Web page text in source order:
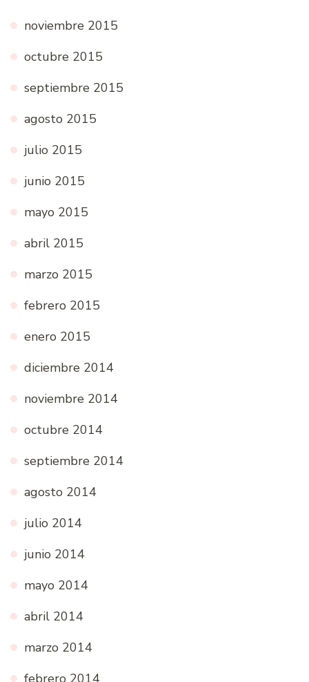
noviembre 2015
octubre 2015
septiembre 2015
agosto 2015
julio 2015
junio 2015
mayo 2015
abril 2015
marzo 2015
febrero 2015
enero 2015
diciembre 2014
noviembre 2014
octubre 2014
septiembre 2014
agosto 2014
julio 2014
junio 2014
mayo 2014
abril 2014
marzo 2014